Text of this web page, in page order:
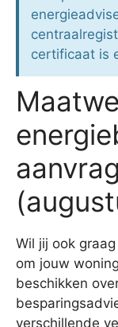
certificaat is
Wil jij ook
om jouw
beschikken
verschillende